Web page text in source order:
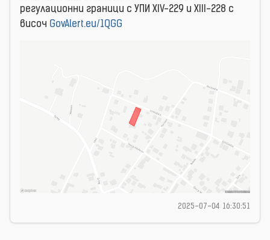
регулационни граници с УПИ XIV-229 и XIII-228 с
височ GovAlert.eu/1QGG
2025-07-04 16:30:51